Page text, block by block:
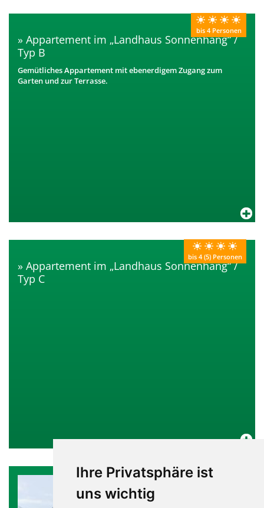
Ihre Privatsphäre ist
uns wichtig
bis 4 Personen
Appartement im „Landhaus Sonnenhang“ /
Typ B
Gemütliches Appartement mit ebenerdigem Zugang zum
Garten und zur Terrasse.
bis 4 (5) Personen
Appartement im „Landhaus Sonnenhang“ /
Typ C